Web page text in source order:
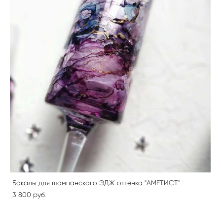
Бокалы для шампанского ЭДЖ оттенка "АМЕТИСТ"
3 800 pуб.